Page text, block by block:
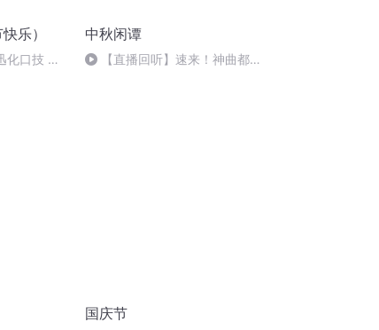
乐）
化口技 二
中秋闲谭
【直播回听】速来！神曲都会
国庆节